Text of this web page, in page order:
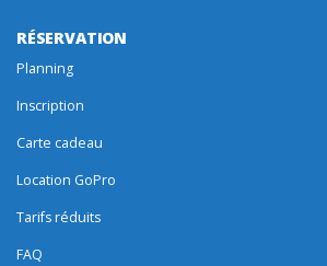
RÉSERVATION
Planning
Inscription
Carte cadeau
Location GoPro
Tarifs réduits
FAQ